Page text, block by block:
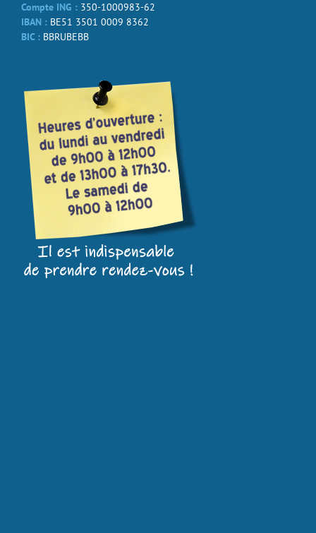
Compte ING : 350-1000983-62
IBAN : BE51 3501 0009 8362
BIC : BBRUBEBB